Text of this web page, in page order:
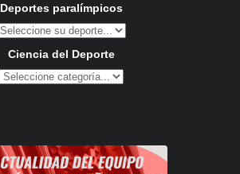
Deportes paralímpicos
Ciencia del Deporte